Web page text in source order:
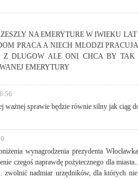
NA EMERYTURE W IWIEKU
PRACA A NIECH MLODZI
DLUGOW ALE ONI CHCA BY
EMERYTURY
sprawie będzie równie silny jak ciąg
wynagrodzenia prezydenta
czegoś naprawdę pożytecznego dla
zwolnić nadmiar urzędników, dla których